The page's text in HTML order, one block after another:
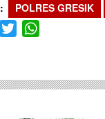
POLRES GRESIK
Facebook
Twitter